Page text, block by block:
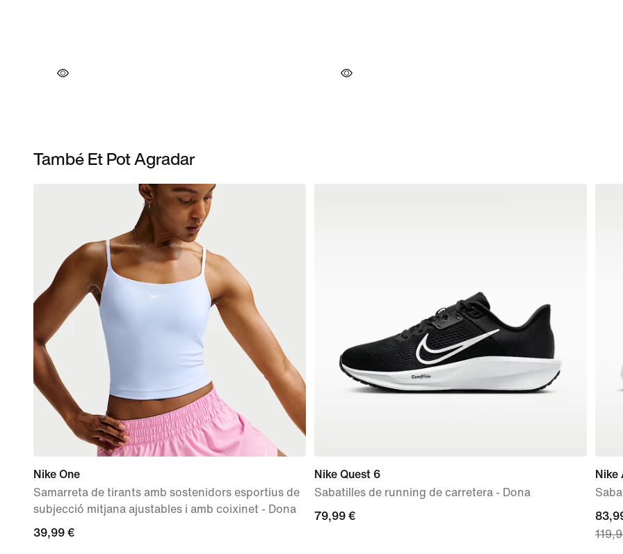
També Et Pot Agradar
Nike One
Samarreta de tirants amb sostenidors esportius de
subjecció mitjana ajustables i amb coixinet - Dona
39,99 €
39,99 €
Nike Quest 6
Sabatilles de running de carretera - Dona
79,99 €
79,99 €
Nike
price